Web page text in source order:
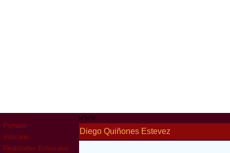
Portada
Vaticano
Realidades Eclesiales
www
Diego Quiñones Estevez